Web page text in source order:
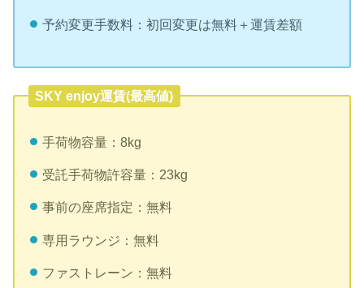
予約変更手数料：初回変更は無料＋運賃差額
SKY enjoy運賃(最高値)
手荷物容量：8kg
受託手荷物許容量：23kg
事前の座席指定：無料
専用ラウンジ：無料
ファストレーン：無料